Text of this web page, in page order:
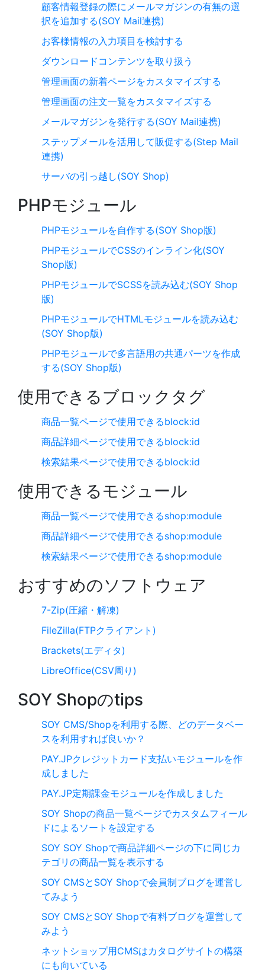
顧客情報登録の際にメールマガジンの有無の選
択を追加する(SOY Mail連携)
お客様情報の入力項目を検討する
ダウンロードコンテンツを取り扱う
管理画面の新着ページをカスタマイズする
管理画面の注文一覧をカスタマイズする
メールマガジンを発行する(SOY Mail連携)
ステップメールを活用して販促する(Step Mail
連携)
サーバの引っ越し(SOY Shop)
PHPモジュール
PHPモジュールを自作する(SOY Shop版)
PHPモジュールでCSSのインライン化(SOY
Shop版)
PHPモジュールでSCSSを読み込む(SOY Shop
版)
PHPモジュールでHTMLモジュールを読み込む
(SOY Shop版)
PHPモジュールで多言語用の共通パーツを作成
する(SOY Shop版)
使用できるブロックタグ
商品一覧ページで使用できるblock:id
商品詳細ページで使用できるblock:id
検索結果ページで使用できるblock:id
使用できるモジュール
商品一覧ページで使用できるshop:module
商品詳細ページで使用できるshop:module
検索結果ページで使用できるshop:module
おすすめのソフトウェア
7-Zip(圧縮・解凍)
FileZilla(FTPクライアント)
Brackets(エディタ)
LibreOffice(CSV周り)
SOY Shopのtips
SOY CMS/Shopを利用する際、どのデータベー
スを利用すれば良いか？
PAY.JPクレジットカード支払いモジュールを作
成しました
PAY.JP定期課金モジュールを作成しました
SOY Shopの商品一覧ページでカスタムフィール
ドによるソートを設定する
SOY SOY Shopで商品詳細ページの下に同じカ
テゴリの商品一覧を表示する
SOY CMSとSOY Shopで会員制ブログを運営し
てみよう
SOY CMSとSOY Shopで有料ブログを運営して
みよう
ネットショップ用CMSはカタログサイトの構築
にも向いている